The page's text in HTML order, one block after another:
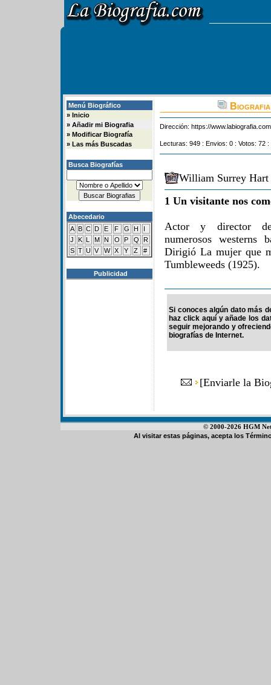
Menú Biográfico
» Inicio
» Añadir mi Biografia
» Modificar Biografía
» Las más Buscadas
Busca Biografías
Abecedario
A B C D E F G H
I
J
K L M N O P Q
R
S T U V W X Y Z #
Publicidad
Dirección: https://
Lecturas: 949 : Envios: 0 : Votos: 72
William Surrey
1 Un visitante nos
Actor y director de
numerosos
Dirigió La mujer que
Tumbleweeds (1925).
Si conoces algún dato más
haz click aquí y añade los
seguir mejorando y
biografías de Internet.
[Enviarle la
© 2000-2026 HGM
Al visitar estas páginas, acepta los